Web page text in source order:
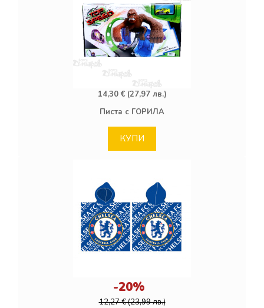
14,30 € (27,97 лв.)
Писта с ГОРИЛА
КУПИ
-20%
12,27 € (23,99 лв.)